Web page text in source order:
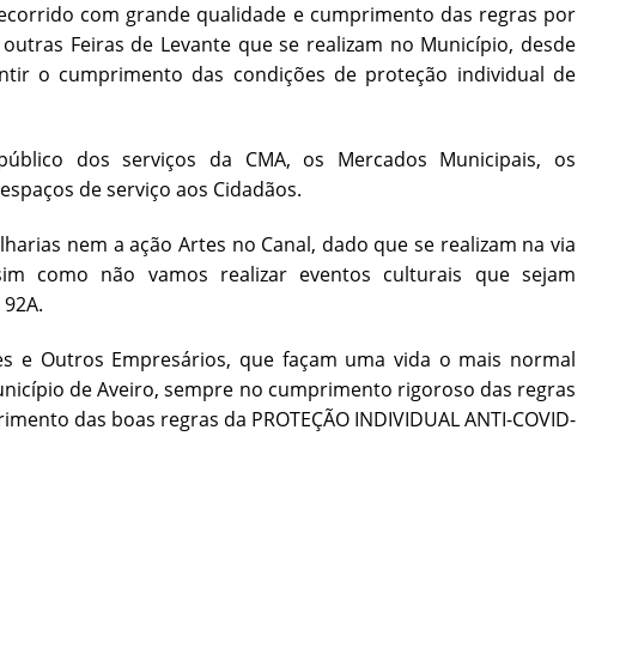
com grande qualidade e cumprimento das regras por
Feiras de Levante que se realizam no Município, desde
o cumprimento das condições de proteção individual de
dos serviços da CMA, os Mercados Municipais, os
de serviço aos Cidadãos.
nem a ação Artes no Canal, dado que se realizam na via
como não vamos realizar eventos culturais que sejam
e Outros Empresários, que façam uma vida o mais normal
de Aveiro, sempre no cumprimento rigoroso das regras
das boas regras da PROTEÇÃO INDIVIDUAL ANTI-COVID-